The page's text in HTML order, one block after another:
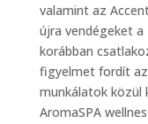
valamint az
újra vendégeket
korábban
figyelmet fordít
munkálatok közül
AromaSPA